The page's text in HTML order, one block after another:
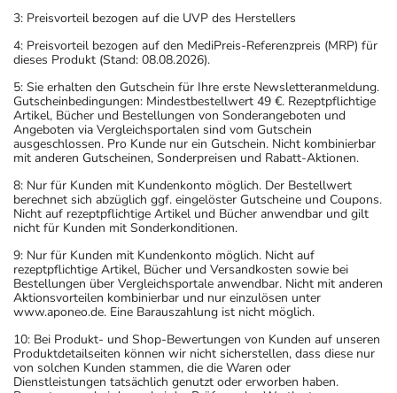
3: Preisvorteil bezogen auf die UVP des Herstellers
4: Preisvorteil bezogen auf den MediPreis-Referenzpreis (MRP) für
dieses Produkt (Stand: 08.08.2026).
5: Sie erhalten den Gutschein für Ihre erste Newsletteranmeldung.
Gutscheinbedingungen: Mindestbestellwert 49 €. Rezeptpflichtige
Artikel, Bücher und Bestellungen von Sonderangeboten und
Angeboten via Vergleichsportalen sind vom Gutschein
ausgeschlossen. Pro Kunde nur ein Gutschein. Nicht kombinierbar
mit anderen Gutscheinen, Sonderpreisen und Rabatt-Aktionen.
8: Nur für Kunden mit Kundenkonto möglich. Der Bestellwert
berechnet sich abzüglich ggf. eingelöster Gutscheine und Coupons.
Nicht auf rezeptpflichtige Artikel und Bücher anwendbar und gilt
nicht für Kunden mit Sonderkonditionen.
9: Nur für Kunden mit Kundenkonto möglich. Nicht auf
rezeptpflichtige Artikel, Bücher und Versandkosten sowie bei
Bestellungen über Vergleichsportale anwendbar. Nicht mit anderen
Aktionsvorteilen kombinierbar und nur einzulösen unter
www.aponeo.de. Eine Barauszahlung ist nicht möglich.
10: Bei Produkt- und Shop-Bewertungen von Kunden auf unseren
Produktdetailseiten können wir nicht sicherstellen, dass diese nur
von solchen Kunden stammen, die die Waren oder
Dienstleistungen tatsächlich genutzt oder erworben haben.